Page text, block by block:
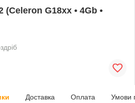
(Celeron G18xx • 4Gb •
Доставка Оплата Умови